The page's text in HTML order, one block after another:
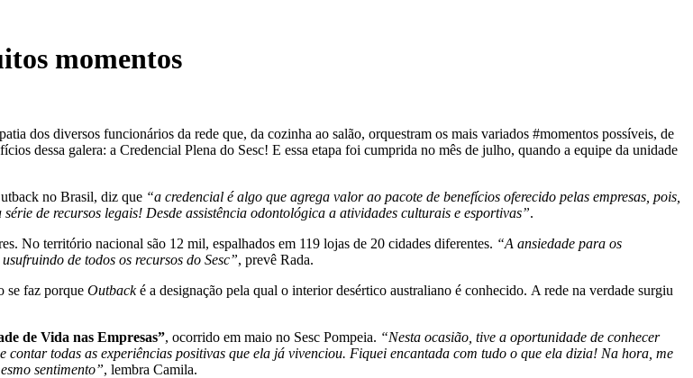
momentos
dos diversos funcionários da rede que, da cozinha ao salão, orquestram os mais variados #momentos possíveis, de
dessa galera: a Credencial Plena do Sesc! E essa etapa foi cumprida no mês de julho, quando a equipe da unidade
no Brasil, diz que “a credencial é algo que agrega valor ao pacote de benefícios oferecido pelas empresas, pois,
de recursos legais! Desde assistência odontológica a atividades culturais e esportivas”.
No território nacional são 12 mil, espalhados em 119 lojas de 20 cidades diferentes. “A ansiedade para os
de todos os recursos do Sesc”, prevê Rada.
se faz porque Outbacké a designação pela qual o interior desértico australiano é conhecido. A rede na verdade surgiu
de Vida nas Empresas”, ocorrido em maio no Sesc Pompeia. “Nesta ocasião, tive a oportunidade de conhecer
contar todas as experiências positivas que ela já vivenciou. Fiquei encantada com tudo o que ela dizia! Na hora, me
sentimento”, lembra Camila.